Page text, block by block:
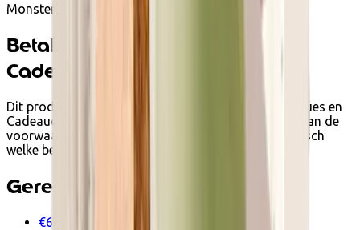
Monsterlijke spinazie ‘de Viroflay’
Betalen met Ecocheques en
Cadeaucheques
Dit product kan je bij Ecoshop betalen met Ecocheques en
Cadeaucheques van Edenred wanneer het voldoet aan de
voorwaarden. Tijdens het afrekenen zie je automatisch
welke betaalopties beschikbaar zijn.
Gerelateerde producten
€6.60